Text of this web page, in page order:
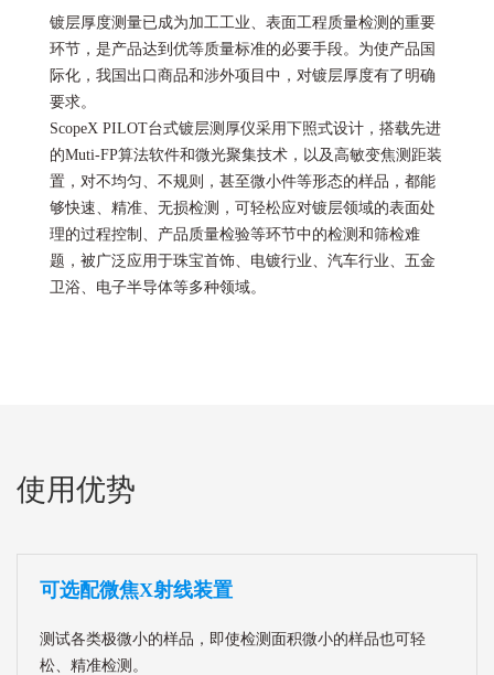
镀层厚度测量已成为加工工业、表面工程质量检测的重要
环节，是产品达到优等质量标准的必要手段。为使产品国
际化，我国出口商品和涉外项目中，对镀层厚度有了明确
要求。
ScopeX PILOT台式镀层测厚仪采用下照式设计，搭载先进
的Muti-FP算法软件和微光聚集技术，以及高敏变焦测距装
置，对不均匀、不规则，甚至微小件等形态的样品，都能
够快速、精准、无损检测，可轻松应对镀层领域的表面处
理的过程控制、产品质量检验等环节中的检测和筛检难
题，被广泛应用于珠宝首饰、电镀行业、汽车行业、五金
卫浴、电子半导体等多种领域。
使用优势
可选配微焦X射线装置
测试各类极微小的样品，即使检测面积微小的样品也可轻
松、精准检测。